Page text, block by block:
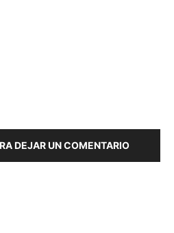
DEJAR UN COMENTARIO